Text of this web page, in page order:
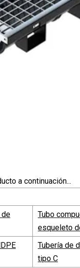
a continuación...
de
Tubo
esqueleto
Tubería de
tipo C